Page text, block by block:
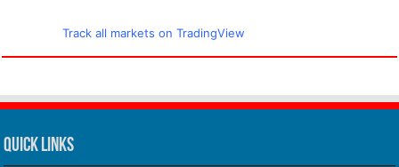
Track all markets on TradingView
Quick Links